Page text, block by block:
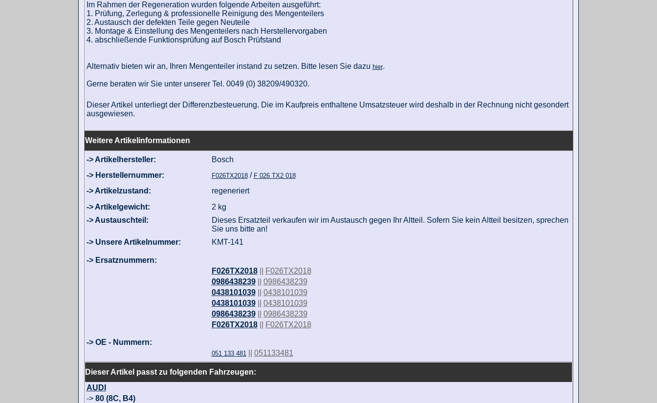
Im Rahmen der Regeneration wurden folgende Arbeiten ausgeführt:
1. Prüfung, Zerlegung & professionelle Reinigung des Mengenteilers
2. Austausch der defekten Teile gegen Neuteile
3. Montage & Einstellung des Mengenteilers nach Herstellervorgaben
4. abschließende Funktionsprüfung auf Bosch Prüfstand
Alternativ bieten wir an, Ihren Mengenteiler instand zu setzen. Bitte lesen Sie dazu hier.
Gerne beraten wir Sie unter unserer Tel. 0049 (0) 38209/490320.
Dieser Artikel unterliegt der Differenzbesteuerung. Die im Kaufpreis enthaltene Umsatzsteuer wird deshalb in der Rechnung nicht gesondert
ausgewiesen.
Weitere Artikelinformationen
-> Artikelhersteller:
Bosch
-> Herstellernummer:
F026TX2018/ F 026 TX2 018
-> Artikelzustand:
regeneriert
-> Artikelgewicht:
2 kg
-> Austauschteil:
Dieses Ersatzteil verkaufen wir im Austausch gegen Ihr Altteil. Sofern Sie kein Altteil besitzen, sprechen
Sie uns bitte an!
-> Unsere Artikelnummer:
KMT-141
-> Ersatznummern:
F026TX2018||
F026TX2018
0986438239||
0986438239
0438101039||
0438101039
0438101039||
0438101039
0986438239||
0986438239
F026TX2018|| F026TX2018
-> OE - Nummern:
051 133 481 051133481
Dieser Artikel passt zu folgenden Fahrzeugen:
AUDI
-> 80 (8C, B4)